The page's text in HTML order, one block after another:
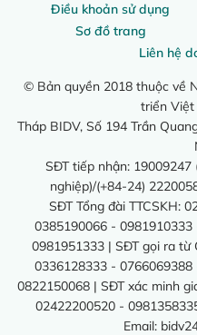
Điều khoản sử dụng
Sơ đồ trang
Liên hệ
© Bản quyền 2018 thuộc về
triển Việt
Tháp BIDV, Số 194 Trần
SĐT tiếp nhận: 19009247
nghiệp)/(+84-24)
SĐT Tổng đài TTCSKH:
0385190066 -
0981951333 | SĐT gọi ra từ
0336128333 -
0822150068 | SĐT xác minh
02422200520 -
Email: